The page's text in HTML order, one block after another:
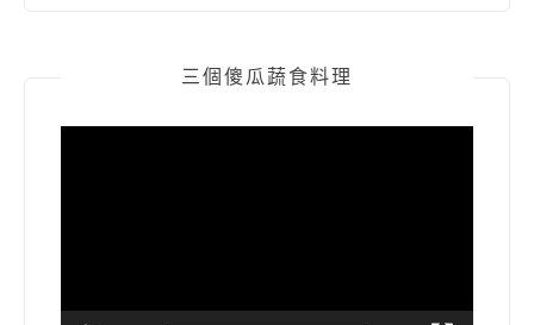
三個傻瓜蔬食料理